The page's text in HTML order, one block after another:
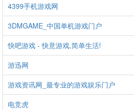
4399手机游戏网
3DMGAME_中国单机游戏门户
快吧游戏 - 快意游戏,简单生活!
游迅网
游戏资讯网_最专业的游戏娱乐门户
电竞虎